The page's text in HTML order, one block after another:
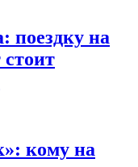
поездку на
кому на